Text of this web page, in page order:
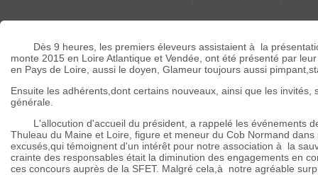
Dès 9 heures, les premiers éleveurs assistaient à la
monte 2015 en Loire Atlantique et Vendée, ont été présenté par
en Pays de Loire, aussi le doyen, Glameur toujours aussi
Ensuite les adhérents,dont certains nouveaux, ainsi que les
générale.
L'allocution d'accueil du président, a rappelé les événements
Thuleau du Maine et Loire, figure et meneur du Cob Normand
excusés,qui témoignent d'un intérêt pour notre association à la
crainte des responsables était la diminution des engagements en
ces concours auprès de la SFET. Malgré cela,à notre agréable